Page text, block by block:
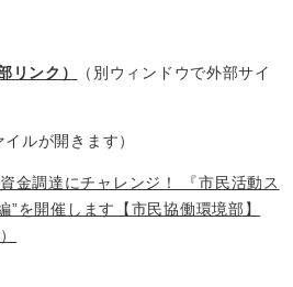
リンク）
（別ウィンドウで外部サイ
ルが開きます）
金調達にチャレンジ！ 『市民活動ス
”を開催します【市民協働環境部】